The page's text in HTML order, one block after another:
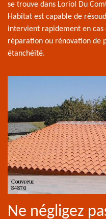
se trouve dans Loriol Du
Habitat est capable de
intervient rapidement en cas
réparation ou rénovation de
étanchéité.
Ne négligez